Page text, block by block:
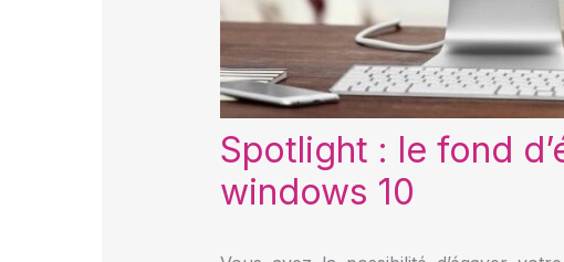
Spotlight : le fond
windows 10